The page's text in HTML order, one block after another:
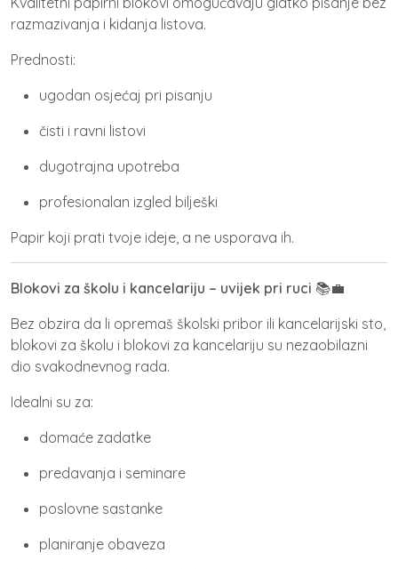
razmazivanja i kidanja listova.
Prednosti:
ugodan osjećaj pri pisanju
čisti i ravni listovi
dugotrajna upotreba
profesionalan izgled bilješki
Papir koji prati tvoje ideje, a ne usporava ih.
Blokovi za školu i kancelariju – uvijek pri ruci 📚💼
Bez obzira da li opremaš školski pribor ili kancelarijski sto,
blokovi za školu i blokovi za kancelariju su nezaobilazni
dio svakodnevnog rada.
Idealni su za:
domaće zadatke
predavanja i seminare
poslovne sastanke
planiranje obaveza